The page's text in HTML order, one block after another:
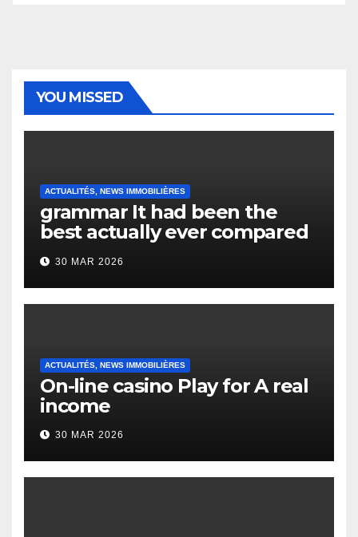
YOU MISSED
ACTUALITÉS, NEWS IMMOBILIÈRES
grammar It had been the
best actually ever compared
to it’s the top actually?
English Vocabulary Learners
Heap Change
30 MAR 2026
ACTUALITÉS, NEWS IMMOBILIÈRES
On-line casino Play for A real
income
30 MAR 2026